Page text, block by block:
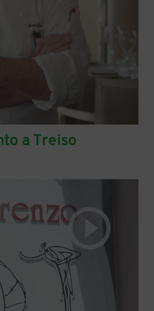
a Treiso